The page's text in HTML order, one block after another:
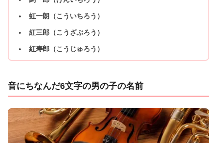
虹一朗（こういちろう）
紅三郎（こうざぶろう）
紅寿郎（こうじゅろう）
音にちなんだ6文字の男の子の名前